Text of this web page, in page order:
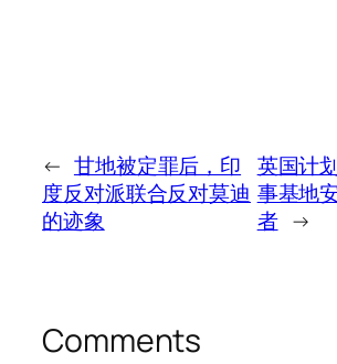
← 甘地被定罪后，印
度反对派联合反对莫迪
的迹象
英国计
事基地
者 →
Comments